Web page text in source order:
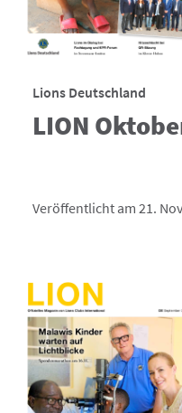
Lions Deutschland
LION
Veröffentlicht am 21.